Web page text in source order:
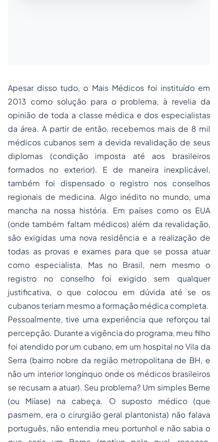
Apesar disso tudo, o Mais Médicos foi instituído em
2013 como solução para o problema, à revelia da
opinião de toda a classe médica e dos especialistas
da área. A partir de então, recebemos mais de 8 mil
médicos cubanos sem a devida revalidação de seus
diplomas (condição imposta até aos brasileiros
formados no exterior). E de maneira inexplicável,
também foi dispensado o registro nos conselhos
regionais de medicina. Algo inédito no mundo, uma
mancha na nossa história. Em países como os EUA
(onde também faltam médicos) além da revalidação,
são exigidas uma nova residência e a realização de
todas as provas e exames para que se possa atuar
como especialista. Mas no Brasil, nem mesmo o
registro no conselho foi exigido sem qualquer
justificativa, o que colocou em dúvida até se os
cubanos teriam mesmo a formação médica completa.
Pessoalmente, tive uma experiência que reforçou tal
percepção. Durante a vigência do programa, meu filho
foi atendido por um cubano, em um hospital no Vila da
Serra (bairro nobre da região metropolitana de BH, e
não um interior longínquo onde os médicos brasileiros
se recusam a atuar). Seu problema? Um simples Berne
(ou Miíase) na cabeça. O suposto médico (que
pasmem, era o cirurgião geral plantonista) não falava
português, não entendia meu portunhol e não sabia o